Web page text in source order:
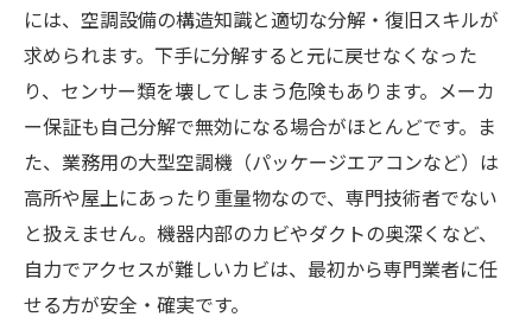
には、空調設備の構造知識と適切な分解・復旧スキルが
求められます。下手に分解すると元に戻せなくなった
り、センサー類を壊してしまう危険もあります。メーカ
ー保証も自己分解で無効になる場合がほとんどです。ま
た、業務用の大型空調機（パッケージエアコンなど）は
高所や屋上にあったり重量物なので、専門技術者でない
と扱えません。機器内部のカビやダクトの奥深くなど、
自力でアクセスが難しいカビは、最初から専門業者に任
せる方が安全・確実です。